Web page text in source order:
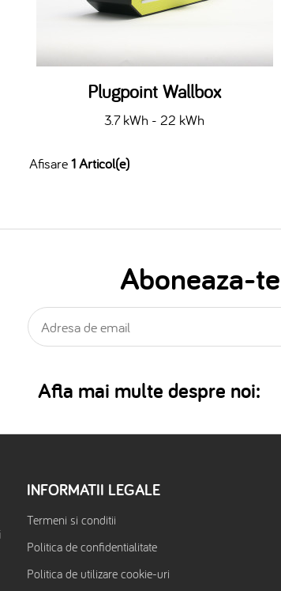
Plugpoint Wallbox
3.7 kWh - 22 kWh
Afisare1 Articol(e)
Aboneaza-
Afla mai multe despre noi:
INFORMATII LEGALE
Termeni si conditii
Politica de confidentialitate
Politica de utilizare cookie-uri